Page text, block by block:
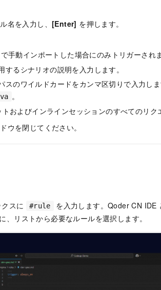
名を入力し、 [Enter] を押します。
で手動インポートした場合にのみトリガーされま
するシナリオの説明を入力します。
スのワイルドカードをカンマ区切りで入力しま
。
およびインラインセッションのすべてのリク
ウを閉じてください。
スに #rule
を入力します。Qoder CN IDE
、リストから必要なルールを選択します。